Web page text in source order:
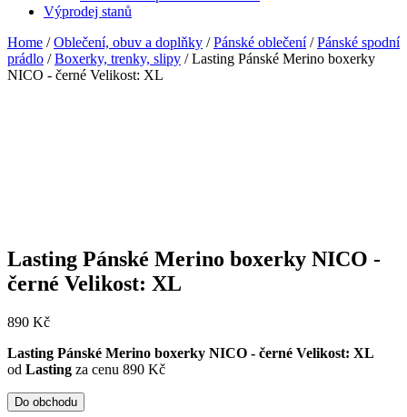
Výprodej stanů
Home /Oblečení, obuv a doplňky /Pánské oblečení/Pánské spodní
prádlo /Boxerky, trenky, slipy / Lasting Pánské Merino boxerky
NICO - černé Velikost: XL
Lasting Pánské Merino boxerky NICO -
černé Velikost: XL
890 Kč
Lasting Pánské Merino boxerky NICO - černé Velikost: XL
od Lasting za cenu 890 Kč
Do obchodu